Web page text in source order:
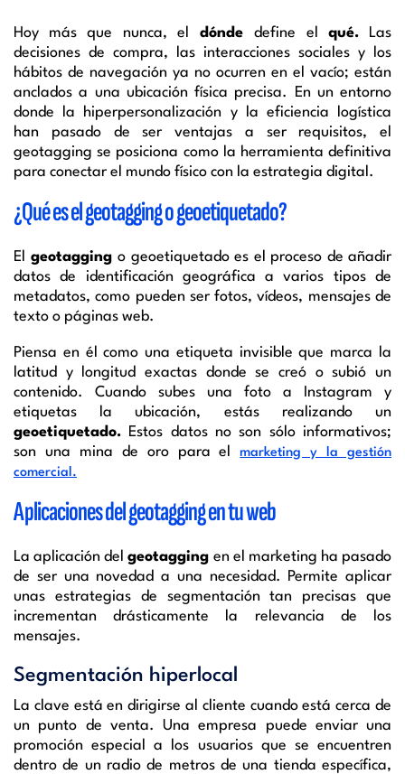
Hoy más que nunca, el dóndedefine el qué.Las
decisiones de compra, las interacciones sociales y los
hábitos de navegación ya no ocurren en el vacío; están
anclados a una ubicación física precisa. En un entorno
donde la hiperpersonalización y la eficiencia logística
han pasado de ser ventajas a ser requisitos, el
geotagging se posiciona como la herramienta definitiva
para conectar el mundo físico con la estrategia digital.
¿Qué es el geotagging o geoetiquetado?
El geotagging o geoetiquetado es el proceso de añadir
datos de identificación geográfica a varios tipos de
metadatos, como pueden ser fotos, vídeos, mensajes de
texto o páginas web.
Piensa en él como una etiqueta invisible que marca la
latitud y longitud exactas donde se creó o subió un
contenido. Cuando subes una foto a Instagram y
etiquetas la ubicación, estás realizando un
geoetiquetado. Estos datos no son sólo informativos;
son una mina de oro para elmarketing y la gestión
comercial.
Aplicaciones del geotagging en tu web
La aplicación del geotagging en el marketing ha pasado
de ser una novedad a una necesidad. Permite aplicar
unas estrategias de segmentación tan precisas que
incrementan drásticamente la relevancia de los
mensajes.
Segmentación hiperlocal
La clave está en dirigirse al cliente cuando está cerca de
un punto de venta. Una empresa puede enviar una
promoción especial a los usuarios que se encuentren
dentro de un radio de metros de una tienda específica,